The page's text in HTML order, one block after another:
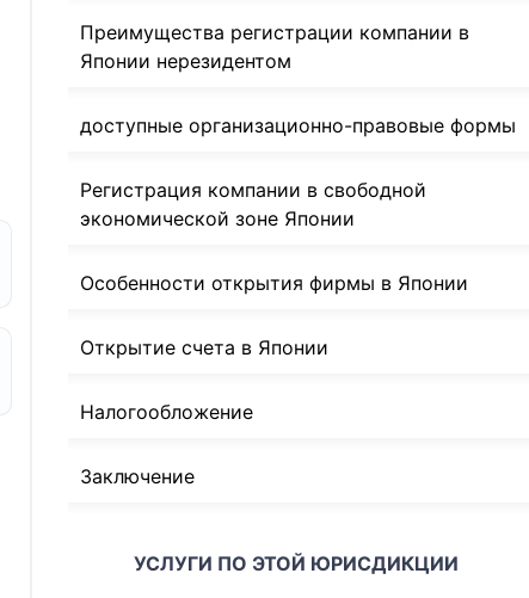
Преимущества регистрации компании в
Японии нерезидентом
доступные организационно-правовые формы
Регистрация компании в свободной
экономической зоне Японии
Особенности открытия фирмы в Японии
Открытие счета в Японии
Налогообложение
Заключение
УСЛУГИ ПО ЭТОЙ ЮРИСДИКЦИИ